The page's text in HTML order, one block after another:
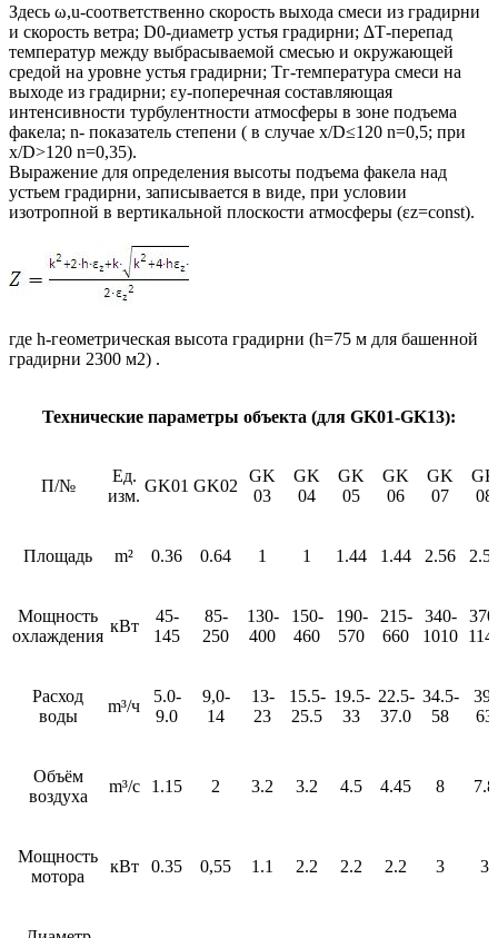
Здесь ω,u-соответственно скорость выхода смеси из градирни
и скорость ветра; D0-диаметр устья градирни; ∆Т-перепад
температур между выбрасываемой смесью и окружающей
средой на уровне устья градирни; Тг-температура смеси на
выходе из градирни; εy-поперечная составляющая
интенсивности турбулентности атмосферы в зоне подъема
факела; n- показатель степени ( в случае х/D≤120 n=0,5; при
х/D>120 n=0,35).
Выражение для определения высоты подъема факела над
устьем градирни, записывается в виде, при условии
изотропной в вертикальной плоскости атмосферы (εz=const).
где h-геометрическая высота градирни (h=75 м для башенной
градирни 2300 м2) .
Технические параметры объекта (для GK01-GK13):
П/№
Ед.
изм.
GK01 GK02
GK
03
GK
04
GK
05
GK
06
GK
07
GK
08
Площадь m² 0.36 0.64 1 1 1.44 1.44 2.56
Мощность
охлаждения
кВт
45-
145
85-
250
130-
400
150-
460
190-
570
215-
660
340-
1010
Расход
воды
m³/ч
5.0-
9.0
9,0-
14
13-
23
15.5-
25.5
19.5-
33
22.5-
37.0
34.5-
58
39-
63
Объём
воздуха
m³/с 1.15 2 3.2 3.2 4.5 4.45 8 7.8
Мощность
мотора
кВт 0.35 0,55 1.1 2.2 2.2 2.2 3 3